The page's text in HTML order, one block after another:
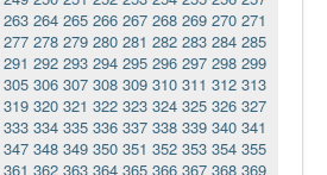
263 264 265 266 267 268 269 270 271
277 278 279 280 281 282 283 284 285
291 292 293 294 295 296 297 298 299
305 306 307 308 309 310 311 312 313
319 320 321 322 323 324 325 326 327
333 334 335 336 337 338 339 340 341
347 348 349 350 351 352 353 354 355
361 362 363 364 365 366 367 368 369